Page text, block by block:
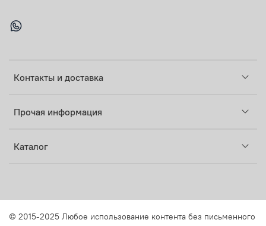
Контакты и доставка
Прочая информация
Каталог
© 2015-2025 Любое использование контента без письменного